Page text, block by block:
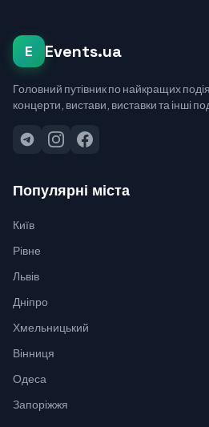
E Events.ua
Головний путівник по найкращих
концерти, вистави, виставки та інші
Популярні міста
Київ
Рівне
Львів
Дніпро
Хмельницький
Вінниця
Одеса
Запоріжжя